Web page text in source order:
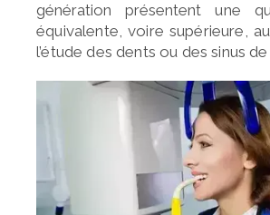
génération présententune
équivalente, voire supérieure,
l’étude des dents ou des sinus